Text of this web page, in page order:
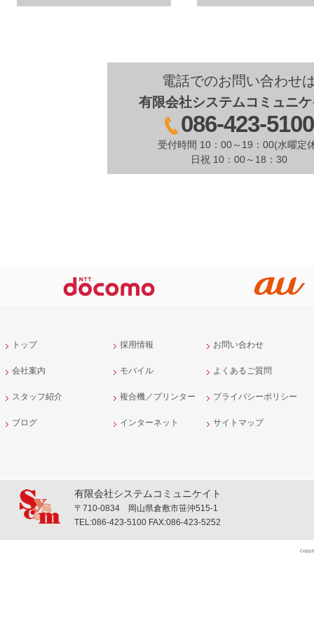
電話でのお問い合わせ
有限会社システムコミュニ
086-423-5100
受付時間 10：00～19：00(水曜定
日祝 10：00～18：30
トップ
会社案内
スタッフ紹介
ブログ
採用情報
モバイル
複合機／プリンター
インターネット
お問い合わせ
よくあるご質問
プライバシーポリシー
サイトマップ
有限会社システムコミュニケイト
〒710-0834 岡山県倉敷市笹沖515-1
TEL:086-423-5100 FAX:086-423-5252